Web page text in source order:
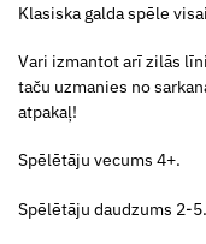
Klasiska galda spēle
Vari izmantot arī zilās
taču uzmanies no
atpakaļ!
Spēlētāju vecums 4+.
Spēlētāju daudzums 2-5.